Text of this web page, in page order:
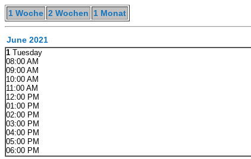
1 Woche 2 Wochen 1 Monat
June 2021
1 Tuesday
08:00 AM
09:00 AM
10:00 AM
11:00 AM
12:00 PM
01:00 PM
02:00 PM
03:00 PM
04:00 PM
05:00 PM
06:00 PM